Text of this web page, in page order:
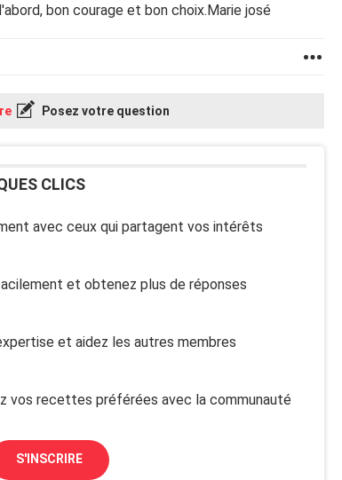
bon courage et bon choix.Marie josé
Posez votre question
CLICS
avec ceux qui partagent vos intérêts
et obtenez plus de réponses
et aidez les autres membres
vos recettes préférées avec la communauté
S'INSCRIRE